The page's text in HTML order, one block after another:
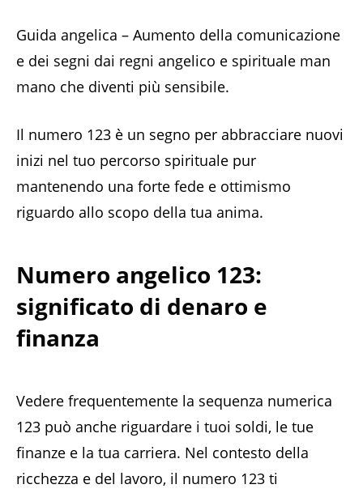
Guida angelica – Aumento della comunicazione
e dei segni dai regni angelico e spirituale man
mano che diventi più sensibile.
Il numero 123 è un segno per abbracciare nuovi
inizi nel tuo percorso spirituale pur
mantenendo una forte fede e ottimismo
riguardo allo scopo della tua anima.
Numero angelico 123:
significato di denaro e
finanza
Vedere frequentemente la sequenza numerica
123 può anche riguardare i tuoi soldi, le tue
finanze e la tua carriera. Nel contesto della
ricchezza e del lavoro, il numero 123 ti